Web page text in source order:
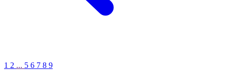
1 2 ... 5 6 7 8 9